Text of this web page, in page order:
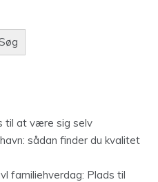
til at være sig selv
sådan finder du kvalitet
familiehverdag: Plads til